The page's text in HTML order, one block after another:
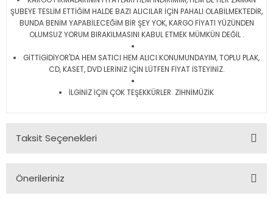
ŞUBEYE TESLİM ETTİĞİM HALDE BAZI ALICILAR İÇİN PAHALI OLABİLMEKTEDİR,
BUNDA BENİM YAPABİLECEĞİM BİR ŞEY YOK, KARGO FİYATI YÜZÜNDEN
OLUMSUZ YORUM BIRAKILMASINI KABUL ETMEK MÜMKÜN DEĞİL .
GİTTİGİDİYOR'DA HEM SATICI HEM ALICI KONUMUNDAYIM, TOPLU PLAK,
CD, KASET, DVD LERİNİZ İÇİN LÜTFEN FİYAT İSTEYİNİZ.
İLGİNİZ İÇİN ÇOK TEŞEKKÜRLER. ZİHNİMÜZİK
Taksit Seçenekleri
Önerileriniz